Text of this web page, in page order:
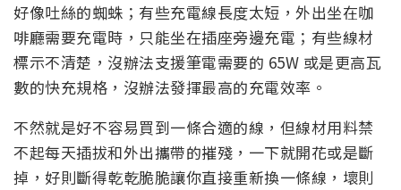
好像吐絲的蜘蛛；有些充電線長度太短，外出坐在咖
啡廳需要充電時，只能坐在插座旁邊充電；有些線材
標示不清楚，沒辦法支援筆電需要的 65W 或是更高瓦
數的快充規格，沒辦法發揮最高的充電效率。
不然就是好不容易買到一條合適的線，但線材用料禁
不起每天插拔和外出攜帶的摧殘，一下就開花或是斷
掉，好則斷得乾乾脆脆讓你直接重新換一條線，壞則